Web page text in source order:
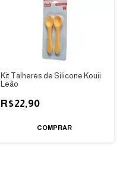
Kit Talheres de Silicone Kouii
Leão
R$22,90